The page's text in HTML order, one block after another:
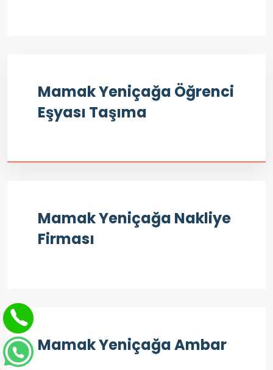
Mamak Yeniçağa Öğrenci
Eşyası Taşıma
Mamak Yeniçağa Nakliye
Firması
Mamak Yeniçağa Ambar